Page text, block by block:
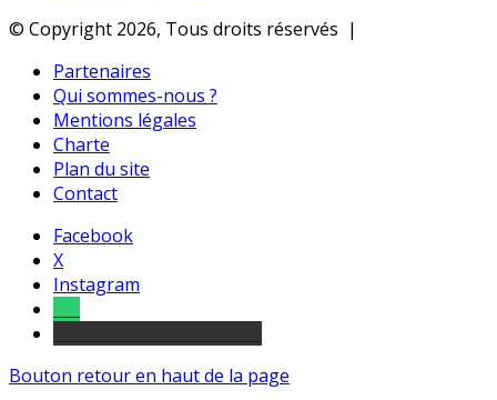
© Copyright 2026, Tous droits réservés |
Partenaires
Qui sommes-nous ?
Mentions légales
Charte
Plan du site
Contact
Facebook
X
Instagram
Bouton retour en haut de la page